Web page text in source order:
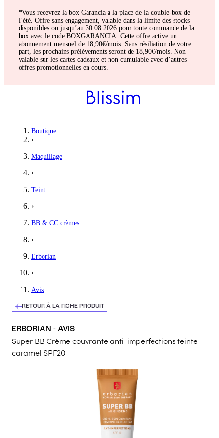
*Vous recevrez la box Garancia à la place de la double-box de
l’été. Offre sans engagement, valable dans la limite des stocks
disponibles ou jusqu’au 30.08.2026 pour toute commande de la
box avec le code BOXGARANCIA. Cette offre active un
abonnement mensuel de 18,90€/mois. Sans résiliation de votre
part, les prochains prélèvements seront de 18,90€/mois. Non
valable sur les cartes cadeaux et non cumulable avec d’autres
offres promotionnelles en cours.
Chloé
5/5
Amandine
Belle découverte
J’ai aimé la texture , une BB qui m’a permis de garder un jolie
Boutique
›
Maquillage
›
Teint
›
BB & CC crèmes
›
Erborian
›
Avis
RETOUR À LA FICHE PRODUIT
ERBORIAN - AVIS
Super BB Crème couvrante anti-imperfections teinte
caramel SPF20